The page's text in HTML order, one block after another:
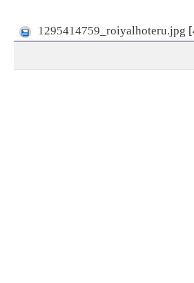
1295414759_roiyalhoteru.jpg